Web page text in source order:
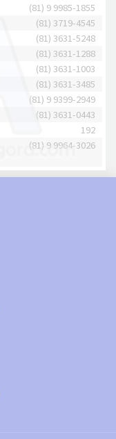
(81) 9 9985-1855
(81) 3719-4545
(81) 3631-5248
(81) 3631-1288
(81) 3631-1003
(81) 3631-3485
(81) 9 9399-2949
(81) 3631-0443
192
(81) 9 9964-3026